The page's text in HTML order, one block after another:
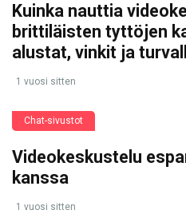
Kuinka nauttia
brittiläisten tyttöjen
alustat, vinkit ja
1 vuosi sitten
Chat-sivustot
Videokeskustelu
kanssa
1 vuosi sitten